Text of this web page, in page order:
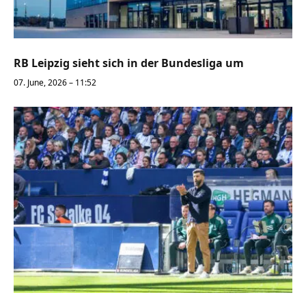
RB Leipzig sieht sich in der Bundesliga um
07. June, 2026 – 11:52